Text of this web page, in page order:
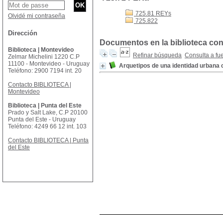
725.81 REYs
725.822
Documentos en la biblioteca
Refinar búsqueda Consulta a
Arquetipos de una identidad
Olvidé mi contraseña
Dirección
Biblioteca | Montevideo
Zelmar Michelini 1220 C.P
11100 - Montevideo - Uruguay
Teléfono: 2900 7194 int. 20
Contacto BIBLIOTECA |
Montevideo
Biblioteca | Punta del Este
Prado y Salt Lake, C.P 20100
Punta del Este - Uruguay
Teléfono: 4249 66 12 int. 103
Contacto BIBLIOTECA | Punta
del Este